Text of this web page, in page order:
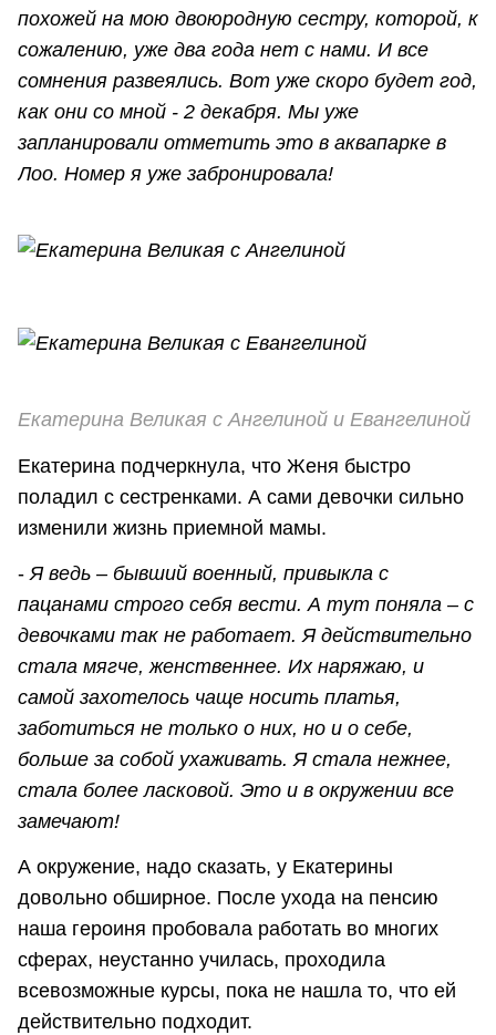
похожей на мою двоюродную сестру, которой, к
сожалению, уже два года нет с нами. И все
сомнения развеялись. Вот уже скоро будет год,
как они со мной - 2 декабря. Мы уже
запланировали отметить это в аквапарке в
Лоо. Номер я уже забронировала!
Екатерина Великая с Ангелиной и Евангелиной
Екатерина подчеркнула, что Женя быстро
поладил с сестренками. А сами девочки сильно
изменили жизнь приемной мамы.
- Я ведь – бывший военный, привыкла с
пацанами строго себя вести. А тут поняла – с
девочками так не работает. Я действительно
стала мягче, женственнее. Их наряжаю, и
самой захотелось чаще носить платья,
заботиться не только о них, но и о себе,
больше за собой ухаживать. Я стала нежнее,
стала более ласковой. Это и в окружении все
замечают!
А окружение, надо сказать, у Екатерины
довольно обширное. После ухода на пенсию
наша героиня пробовала работать во многих
сферах, неустанно училась, проходила
всевозможные курсы, пока не нашла то, что ей
действительно подходит.